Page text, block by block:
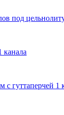
под
канала
гуттаперчей 1